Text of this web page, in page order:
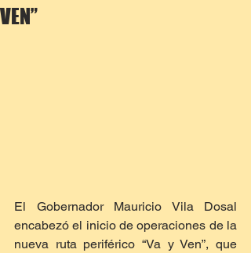
VEN”
El Gobernador Mauricio Vila Dosal
encabezó el inicio de operaciones de la
nueva ruta periférico “Va y Ven”, que